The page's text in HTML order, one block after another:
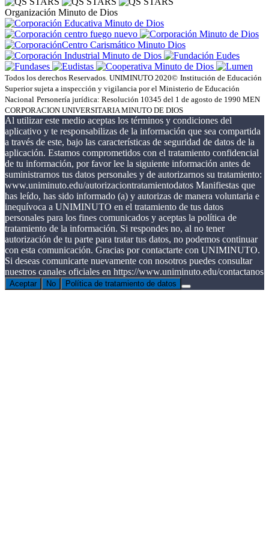
Organización Minuto de Dios
Todos los derechos Reservados. UNIMINUTO 2020© Institución de Educación
Superior sujeta a inspección y vigilancia por el Ministerio de Educación
Nacional Personería jurídica: Resolución 10345 del 1 de agosto de 1990 MEN
CORPORACION UNIVERSITARIA MINUTO DE DIOS
Al utilizar este medio aceptas los términos y condiciones del
aplicativo y te responsabilizas de la información que sea compartida
a través de este, bajo las características de seguridad de datos de la
aplicación. Estamos comprometidos con el tratamiento confidencial
de tu información, por favor lee la siguiente información antes de
suministrarnos tus datos personales y de autorizarnos su tratamiento:
www.uniminuto.edu/autorizaciontratamientodatos Manifiestas que
has leído, has sido informado (a) y autorizas de manera voluntaria e
inequívoca a UNIMINUTO en el tratamiento de tus datos
personales para los fines comunicados y aceptas la política de
tratamiento de la información. Si respondes no, al no tener
autorización de tu parte para tratar tus datos, no podemos continuar
con esta comunicación. Gracias por contactarte con UNIMINUTO.
Si deseas comunicarte nuevamente con nosotros puedes consultar
nuestros canales oficiales en https://www.uniminuto.edu/contactanos
Aceptar No Política de tratamiento de datos